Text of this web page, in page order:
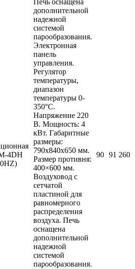
установки
моющие средства
Печь оснащена
дополнительной
надежной
системой
парообразования.
4DH
Электронная
панель
управления.
Регулятор
температуры,
диапазон
температуры 0-
350°С.
Напряжение 220
В. Мощность: 4
кВт. Габаритные
размеры:
790x840x650 мм.
Размер противня:
400×600 мм.
Воздуховод с
сетчатой
пластиной для
равномерного
распределения
воздуха. Печь
оснащена
дополнительной
надежной
системой
парообразования.
90 91 260